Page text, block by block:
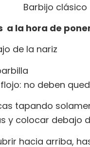
Barbijo
a la hora de
de la nariz
no deben
tapando
y colocar debajo
hacia arriba,